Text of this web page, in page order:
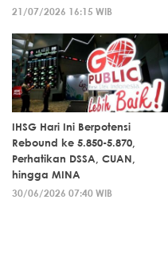
21/07/2026 16:15 WIB
IHSG Hari Ini Berpotensi
Rebound ke 5.850-5.870,
Perhatikan DSSA, CUAN,
hingga MINA
30/06/2026 07:40 WIB